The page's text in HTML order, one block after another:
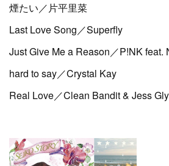
煙たい／片平里菜
Last Love Song／Superfly
Just Give Me a Reason／P!NK feat.
hard to say／Crystal Kay
Real Love／Clean Bandit & Jess